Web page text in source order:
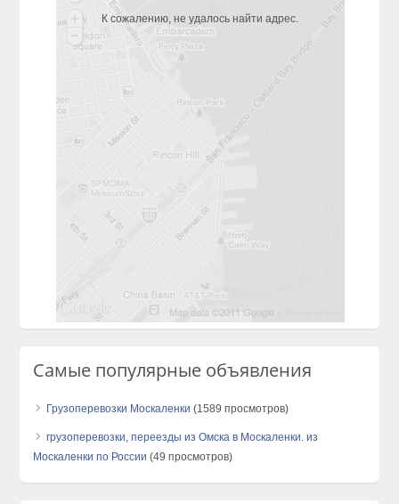
К сожалению, не удалось найти адрес.
Самые популярные объявления
Грузоперевозки Москаленки (1589 просмотров)
грузоперевозки, переезды из Омска в Москаленки. из
Москаленки по России (49 просмотров)